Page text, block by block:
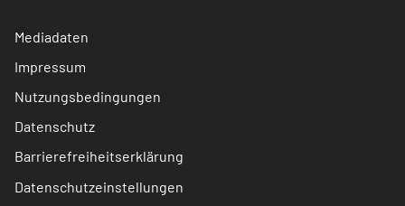
Mediadaten
Impressum
Nutzungsbedingungen
Datenschutz
Barrierefreiheitserklärung
Datenschutzeinstellungen